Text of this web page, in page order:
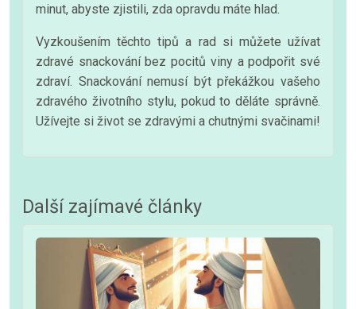
minut, abyste zjistili, zda opravdu máte hlad.
Vyzkoušením těchto tipů a rad si můžete užívat
zdravé snackování bez pocitů viny a podpořit své
zdraví. Snackování nemusí být překážkou vašeho
zdravého životního stylu, pokud to děláte správně.
Užívejte si život se zdravými a chutnými svačinami!
Další zajímavé články